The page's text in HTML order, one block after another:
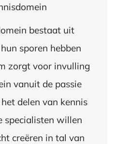
bestaat uit
sporen hebben
zorgt voor invulling
vanuit de passie
delen van kennis
specialisten willen
creëren in tal van